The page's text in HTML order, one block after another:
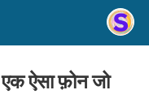
ऐसा फ़ोन जो